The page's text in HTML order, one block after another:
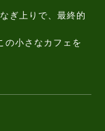
ぎ上りで、最終的
の小さなカフェを